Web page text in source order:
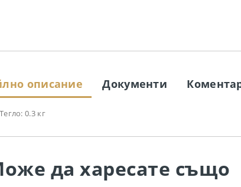
описание
0.3 кг
Документи
да харесате също